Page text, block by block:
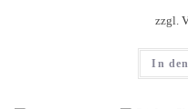
zzgl.
In